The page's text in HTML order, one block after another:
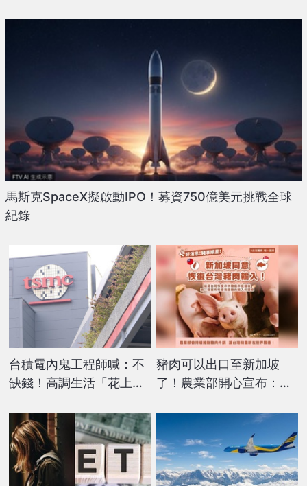
馬斯克SpaceX擬啟動IPO！募資750億美元挑戰全球
紀錄
台積電內鬼工程師喊：不
缺錢！高調生活「花上億
查
豬肉可以出口至新加坡
了！農業部開心宣布：讓